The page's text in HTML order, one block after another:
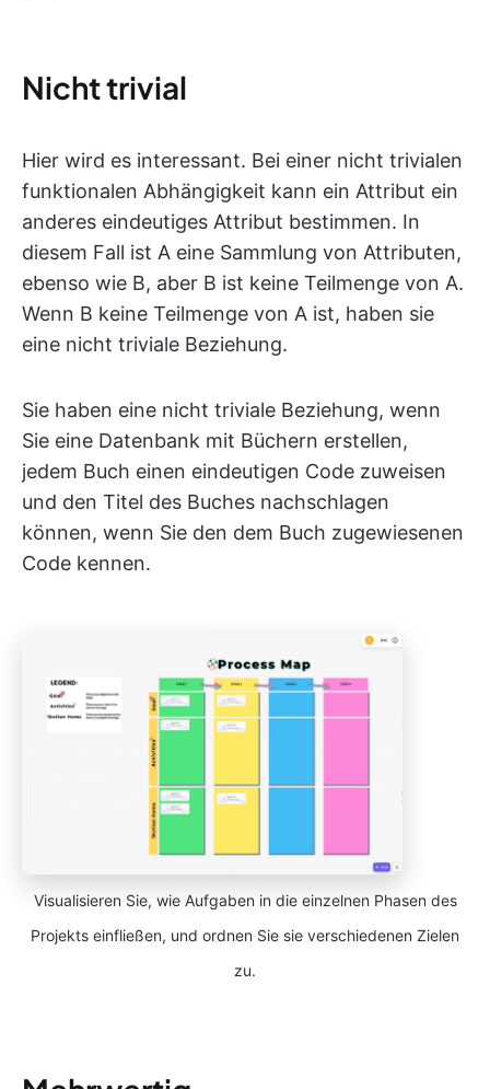
Nicht trivial
Hier wird es interessant. Bei einer nicht trivialen
funktionalen Abhängigkeit kann ein Attribut ein
anderes eindeutiges Attribut bestimmen. In
diesem Fall ist A eine Sammlung von Attributen,
ebenso wie B, aber B ist keine Teilmenge von A.
Wenn B keine Teilmenge von A ist, haben sie
eine nicht triviale Beziehung.
Sie haben eine nicht triviale Beziehung, wenn
Sie eine Datenbank mit Büchern erstellen,
jedem Buch einen eindeutigen Code zuweisen
und den Titel des Buches nachschlagen
können, wenn Sie den dem Buch zugewiesenen
Code kennen.
Visualisieren Sie, wie Aufgaben in die einzelnen Phasen des
Projekts einfließen, und ordnen Sie sie verschiedenen Zielen
zu.